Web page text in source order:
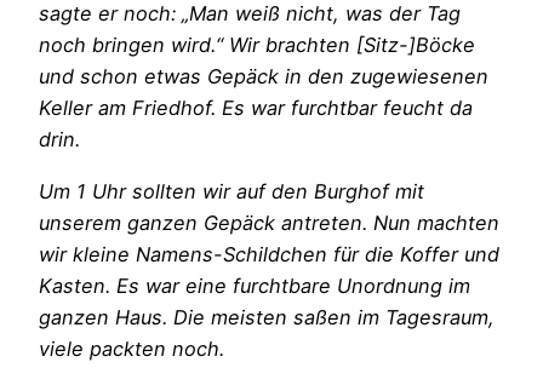
sagte er noch: „Man weiß nicht, was der Tag
noch bringen wird.“ Wir brachten [Sitz-]Böcke
und schon etwas Gepäck in den zugewiesenen
Keller am Friedhof. Es war furchtbar feucht da
drin.
Um 1 Uhr sollten wir auf den Burghof mit
unserem ganzen Gepäck antreten. Nun machten
wir kleine Namens-Schildchen für die Koffer und
Kasten. Es war eine furchtbare Unordnung im
ganzen Haus. Die meisten saßen im Tagesraum,
viele packten noch.